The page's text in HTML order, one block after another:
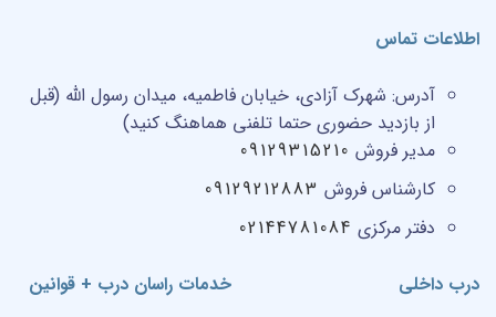
خدمات راسان درب + قوانین درب داخلی
اطلاعات تماس
آدرس: شهرک آزادی، خیابان فاطمیه، میدان رسول الله (قبل
از بازدید حضوری حتما تلفنی هماهنگ کنید)
مدیر فروش 09129315210
کارشناس فروش 09129212883
دفتر مرکزی 02144781084